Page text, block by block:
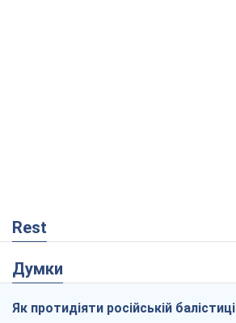
Rest
Думки
Як протидіяти російській балістиці